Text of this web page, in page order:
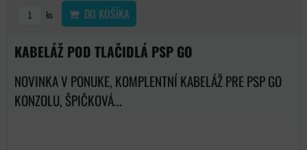
ks DO KOŠÍKA
KABELÁŽ POD TLAČIDLÁ PSP GO
NOVINKA V PONUKE, KOMPLENTNÍ KABELÁŽ PRE PSP GO
KONZOLU, ŠPIČKOVÁ...